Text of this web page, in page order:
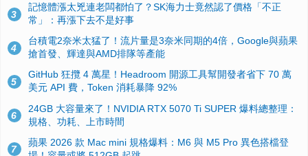
3
記憶體漲太兇連老闆都怕了？SK海力士竟然認了價格「不正
常」：再漲下去不是好事
4
台積電2奈米太猛了！流片量是3奈米同期的4倍，Google與蘋果
搶首發、輝達與AMD排隊等產能
5
GitHub 狂攬 4 萬星！Headroom 開源工具幫開發者省下 70 萬
美元 API 費，Token 消耗暴降 92%
6
24GB 大容量來了！NVIDIA RTX 5070 Ti SUPER 爆料總整理：
規格、功耗、上市時間
7
蘋果 2026 款 Mac mini 規格爆料：M6 與 M5 Pro 異色搭檔登